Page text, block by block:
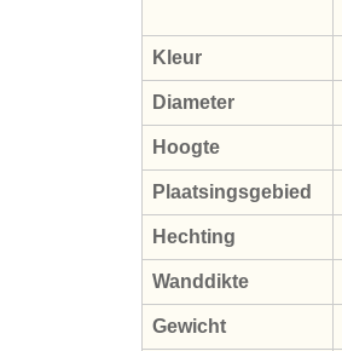
Kleur
Diameter
Hoogte
Plaatsingsgebied
Hechting
Wanddikte
Gewicht